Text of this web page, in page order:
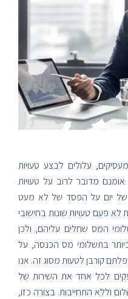
עלולים לבצע טעויות
מדובר לרוב על טעויות
של יום על הפסד של לא מעט
פעם טעויות שונות בחישובי
המס שחלים עליהם, ולכן
בתשלומי מס הכנסה, על
קורבן לטעות מסוג זה. אנו
לכל אחד את השירות של
וללא התחייבות. בצורה כזו,